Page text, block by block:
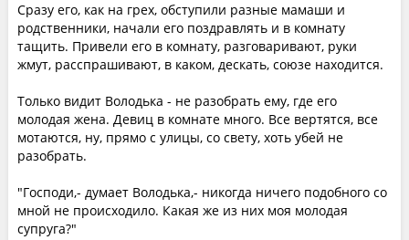
Сразу его, как на грех, обступили разные мамаши и
родственники, начали его поздравлять и в комнату
тащить. Привели его в комнату, разговаривают, руки
жмут, расспрашивают, в каком, дескать, союзе находится.
Только видит Володька - не разобрать ему, где его
молодая жена. Девиц в комнате много. Все вертятся, все
мотаются, ну, прямо с улицы, со свету, хоть убей не
разобрать.
"Господи,- думает Володька,- никогда ничего подобного со
мной не происходило. Какая же из них моя молодая
супруга?"